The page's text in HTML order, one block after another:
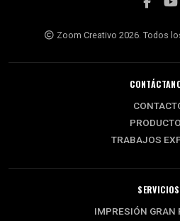
Zoom Creativo 2026. Todos
TRABAJOS
SERVICIOS
IMPRESIÓN GRAN